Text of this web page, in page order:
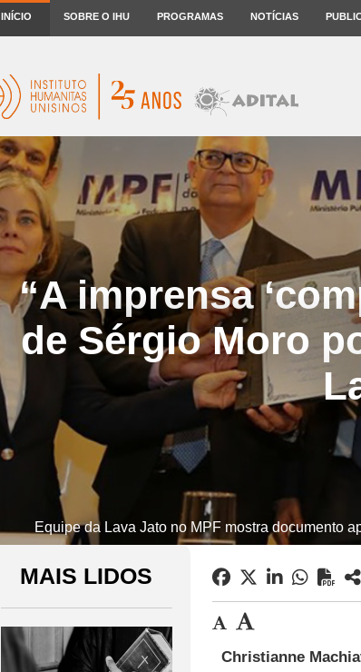
INÍCIO SOBRE O IHU PROGRAMAS NOTÍCIAS
“A imprensa
de Sérgio Moro
Equipe da Lava Jato no MPF mostra documento
MAIS LIDOS
Christianne